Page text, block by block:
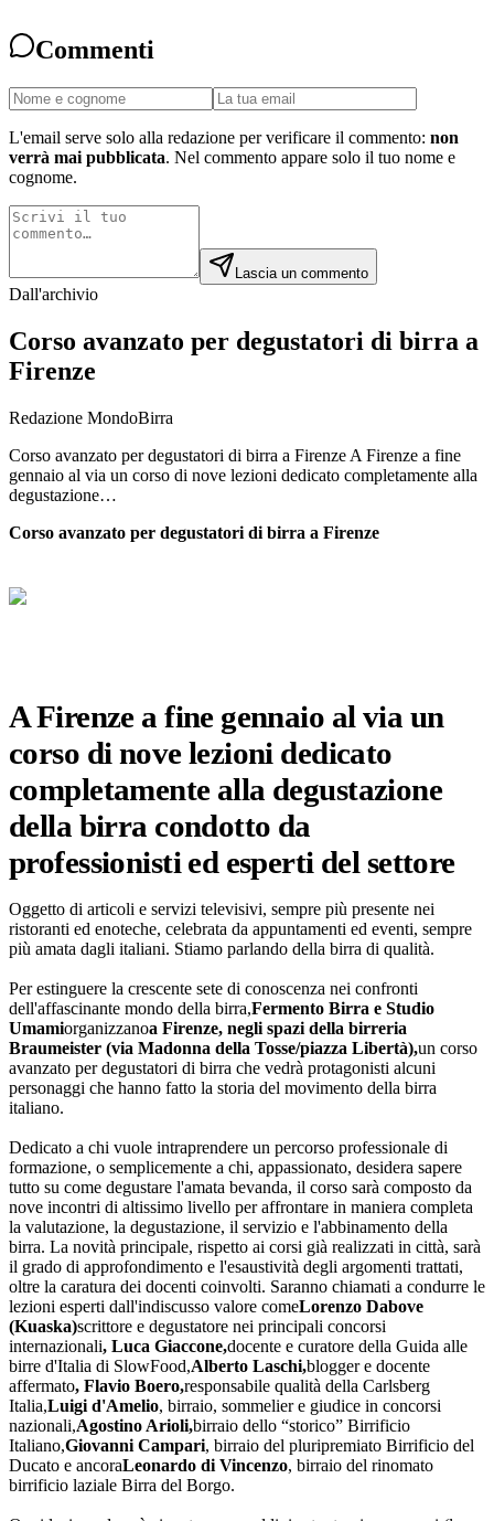
Commenti
L'email serve solo alla redazione per verificare il commento: non
verrà mai pubblicata. Nel commento appare solo il tuo nome e
cognome.
Lascia un commento
Dall'archivio
Corso avanzato per degustatori di birra a
Firenze
Redazione MondoBirra
Corso avanzato per degustatori di birra a Firenze A Firenze a fine
gennaio al via un corso di nove lezioni dedicato completamente alla
degustazione…
Corso avanzato per degustatori di birra a Firenze
A Firenze a fine gennaio al via un
corso di nove lezioni dedicato
completamente alla degustazione
della birra condotto da
professionisti ed esperti del settore
Oggetto di articoli e servizi televisivi, sempre più presente nei
ristoranti ed enoteche, celebrata da appuntamenti ed eventi, sempre
più amata dagli italiani. Stiamo parlando della birra di qualità.
Per estinguere la crescente sete di conoscenza nei confronti
dell'affascinante mondo della birra,Fermento Birra e Studio
Umamiorganizzanoa Firenze, negli spazi della birreria
Braumeister (via Madonna della Tosse/piazza Libertà),un corso
avanzato per degustatori di birra che vedrà protagonisti alcuni
personaggi che hanno fatto la storia del movimento della birra
italiano.
Dedicato a chi vuole intraprendere un percorso professionale di
formazione, o semplicemente a chi, appassionato, desidera sapere
tutto su come degustare l'amata bevanda, il corso sarà composto da
nove incontri di altissimo livello per affrontare in maniera completa
la valutazione, la degustazione, il servizio e l'abbinamento della
birra. La novità principale, rispetto ai corsi già realizzati in città, sarà
il grado di approfondimento e l'esaustività degli argomenti trattati,
oltre la caratura dei docenti coinvolti. Saranno chiamati a condurre le
lezioni esperti dall'indiscusso valore comeLorenzo Dabove
(Kuaska)scrittore e degustatore nei principali concorsi
internazionali, Luca Giaccone,docente e curatore della Guida alle
birre d'Italia di SlowFood,Alberto Laschi,blogger e docente
affermato, Flavio Boero,responsabile qualità della Carlsberg
Italia,Luigi d'Amelio, birraio, sommelier e giudice in concorsi
nazionali,Agostino Arioli,birraio dello “storico” Birrificio
Italiano,Giovanni Campari, birraio del pluripremiato Birrificio del
Ducato e ancoraLeonardo di Vincenzo, birraio del rinomato
birrificio laziale Birra del Borgo.